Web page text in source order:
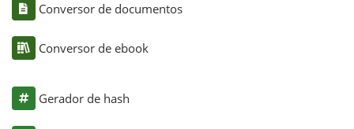
Conversor de documentos
Conversor de ebook
Gerador de hash